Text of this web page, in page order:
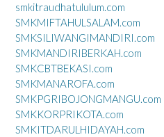
smkitraudhatululum.com
SMKMIFTAHULSALAM.com
SMKSILIWANGIMANDIRI.com
SMKMANDIRIBERKAH.com
SMKCBTBEKASI.com
SMKMANAROFA.com
SMKPGRIBOJONGMANGU.com
SMKKORPRIKOTA.com
SMKITDARULHIDAYAH.com